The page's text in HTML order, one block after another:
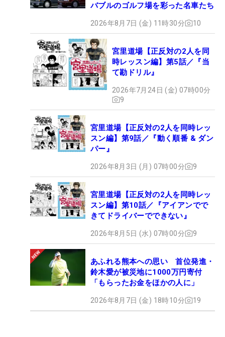
バブルのゴルフ場を彩った名車たち
2026年8月7日 (金) 11時30分 10
宮里道場【正反対の2人を同
時レッスン編】第5話／『当
て勘ドリル』
2026年7月24日 (金) 07時00分
9
宮里道場【正反対の2人を同時レッ
スン編】第9話／『動く順番 & ダン
パー』
2026年8月3日 (月) 07時00分 9
宮里道場【正反対の2人を同時レッ
スン編】第10話／『アイアンでで
きてドライバーでできない』
2026年8月5日 (水) 07時00分 9
あふれる熊本への思い 首位発進・
鈴木愛が被災地に1000万円寄付
「もらったお金をほかの人に」
2026年8月7日 (金) 18時10分 19